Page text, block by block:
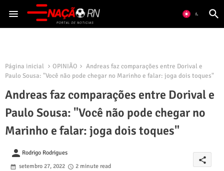
Página inicial OPINIÃO
Andreas faz comparações entre Dorival e
Paulo Sousa: "Você não pode chegar no Marinho e falar: joga dois toques"
Andreas faz comparações entre Dorival e
Paulo Sousa: "Você não pode chegar no
Marinho e falar: joga dois toques"
person Rodrigo Rodrigues
setembro 27, 2022
2 minute read
share